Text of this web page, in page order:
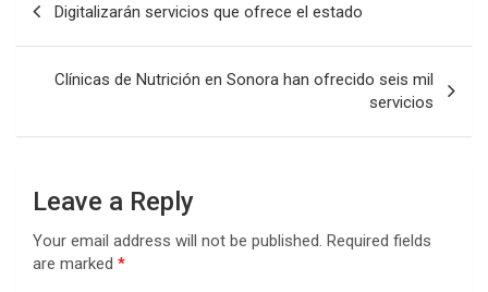
navigation
Digitalizarán servicios que ofrece el estado
Clínicas de Nutrición en Sonora han ofrecido seis mil
servicios
Leave a Reply
Your email address will not be published. Required fields
are marked *